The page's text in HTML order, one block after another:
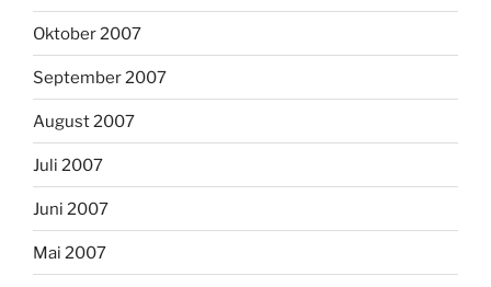
Oktober 2007
September 2007
August 2007
Juli 2007
Juni 2007
Mai 2007